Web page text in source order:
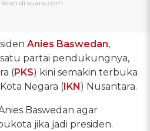
Anies Baswedan,
partai pendukungnya,
(PKS) kini semakin terbuka
Negara (IKN) Nusantara.
Baswedan agar
jika jadi presiden.